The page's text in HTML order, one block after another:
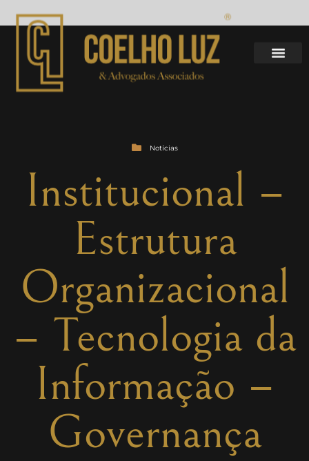
Notícias
Institucional –
Estrutura
Organizacional
– Tecnologia da
Informação –
Governança